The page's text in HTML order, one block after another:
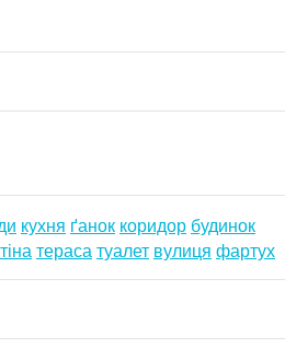
кухня ґанок коридор будинок
терасатуалет вулиця фартух